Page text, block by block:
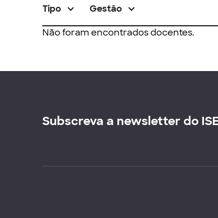
Tipo Gestão
Não foram encontrados docentes.
Subscreva a newsletter do